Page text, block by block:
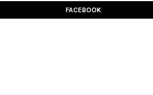
FACEBOOK